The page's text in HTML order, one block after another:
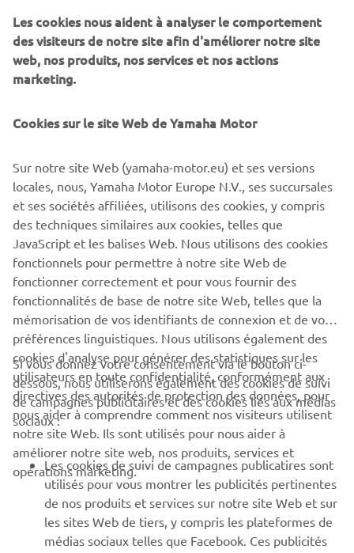
franchir les vagues. Au service des amateurs de sensations
fortes, des familles et des professionnels, Lomac Milano
propose une gamme allant des annexes agiles aux
modèles hauturiers performants et aux bateaux de
recherchent vitesse, style et confiance dans des conditions
SITE OFFICIEL LOMAC
CORPORATE
PROS & B2B
PLUS YAMAHA
SUPPORT
Les cookies nous aident à analyser le comportement
des visiteurs de notre site afin d'améliorer notre site
web, nos produits, nos services et nos actions
marketing.
Cookies sur le site Web de Yamaha Motor
Sur notre site Web (yamaha-motor.eu) et ses versions
locales, nous, Yamaha Motor Europe N.V., ses succursales
et ses sociétés affiliées, utilisons des cookies, y compris
des techniques similaires aux cookies, telles que
JavaScript et les balises Web. Nous utilisons des cookies
fonctionnels pour permettre à notre site Web de
fonctionner correctement et pour vous fournir des
fonctionnalités de base de notre site Web, telles que la
mémorisation de vos identifiants de connexion et de vos
préférences linguistiques. Nous utilisons également des
cookies d'analyse pour générer des statistiques sur les
utilisateurs en toute confidentialité, conformément aux
directives des autorités de protection des données, pour
nous aider à comprendre comment nos visiteurs utilisent
notre site Web. Ils sont utilisés pour nous aider à
améliorer notre site web, nos produits, services et
opérations marketing.
Si vous donnez votre consentement via le bouton ci-
dessous, nous utiliserons également des cookies de suivi
de campagnes publicitaires et des cookies liés aux médias
sociaux :
Les cookies de suivi de campagnes publicatires sont
utilisés pour vous montrer les publicités pertinentes
de nos produits et services sur notre site Web et sur
les sites Web de tiers, y compris les plateformes de
médias sociaux telles que Facebook. Ces publicités